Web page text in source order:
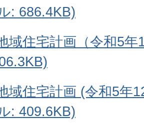
: 686.4KB)
域住宅計画（令和5
域住宅計画 (令和5年
: 409.6KB)